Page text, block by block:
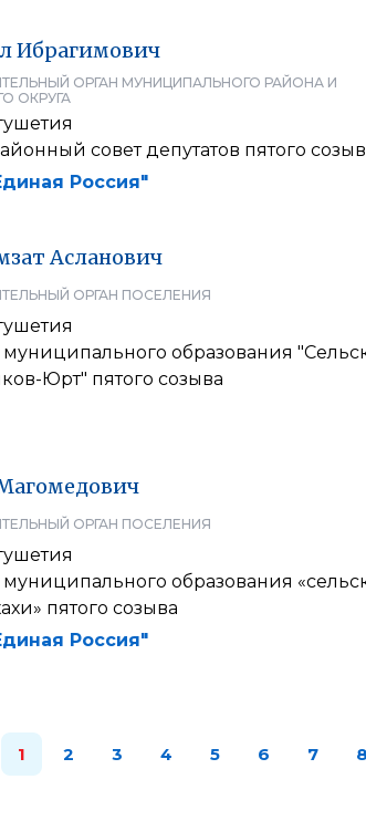
Ибрагимович
ОРГАН МУНИЦИПАЛЬНОГО РАЙОНА И
ОКРУГА
совет депутатов пятого
Россия"
Асланович
ОРГАН ПОСЕЛЕНИЯ
образования
Юрт" пятого созыва
ОРГАН ПОСЕЛЕНИЯ
образования
пятого созыва
Россия"
1 2 3 4 5 6 7 8